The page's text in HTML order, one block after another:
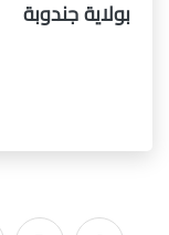
بولاية جندوبة